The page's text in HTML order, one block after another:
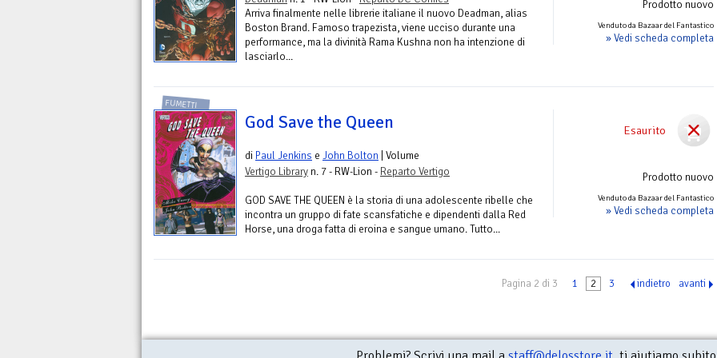
Prodotto nuovo
Venduto da Bazaar del Fantastico
» Vedi scheda completa
Arriva finalmente nelle librerie italiane il nuovo Deadman, alias
Boston Brand. Famoso trapezista, viene ucciso durante una
performance, ma la divinità Rama Kushna non ha intenzione di
lasciarlo...
Esaurito
Prodotto nuovo
Venduto da Bazaar del Fantastico
» Vedi scheda completa
FUMETTI
God Save the Queen
di Paul Jenkins e John Bolton | Volume
Vertigo Library n. 7 - RW-Lion - Reparto Vertigo
GOD SAVE THE QUEEN è la storia di una adolescente ribelle che
incontra un gruppo di fate scansfatiche e dipendenti dalla Red
Horse, una droga fatta di eroina e sangue umano. Tutto...
Pagina 2 di 3 1 2 3 indietro avanti